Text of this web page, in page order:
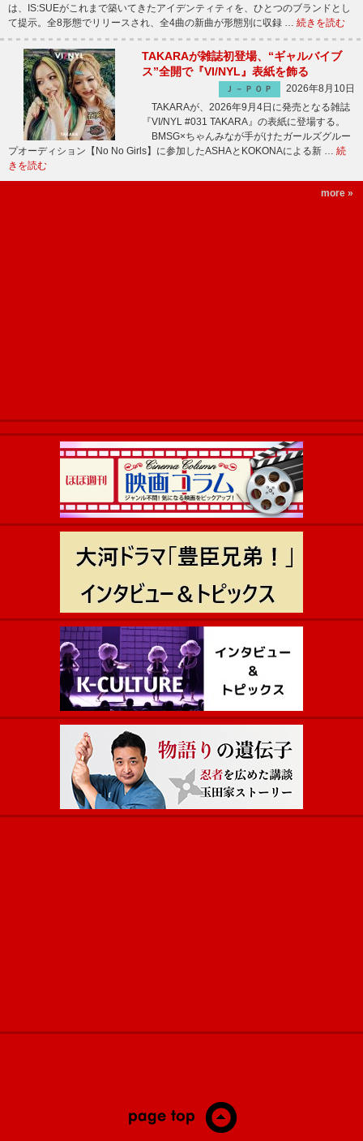
は、IS:SUEがこれまで築いてきたアイデンティティを、ひとつのブランドとし
て提示。全8形態でリリースされ、全4曲の新曲が形態別に収録 … 続きを読む
TAKARAが雑誌初登場、“ギャルバイブ
ス”全開で『VI/NYL』表紙を飾る
Ｊ－ＰＯＰ
2026年8月10日
TAKARAが、2026年9月4日に発売となる雑誌
『VI/NYL #031 TAKARA』の表紙に登場する。
BMSG×ちゃんみなが手がけたガールズグルー
プオーディション【No No Girls】に参加したASHAとKOKONAによる新 … 続
きを読む
more »